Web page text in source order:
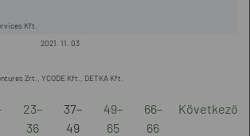
Kft.
2021. 11. 03
Zrt., YCODE Kft., DETKA Kft.
23–
36
37–
49
49–
65
66–
66
Következő